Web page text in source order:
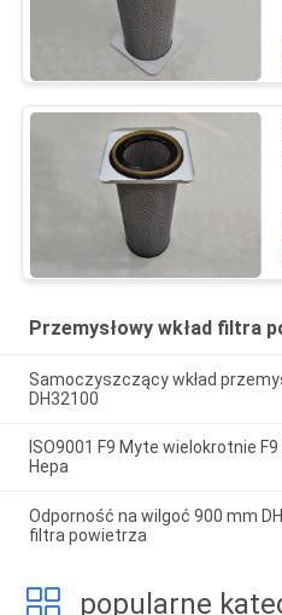
Przemysłowy wkład filtra
Samoczyszczący wkład
DH32100
ISO9001 F9 Myte wielokrotnie
Hepa
Odporność na wilgoć 900 mm
filtra powietrza
popularne